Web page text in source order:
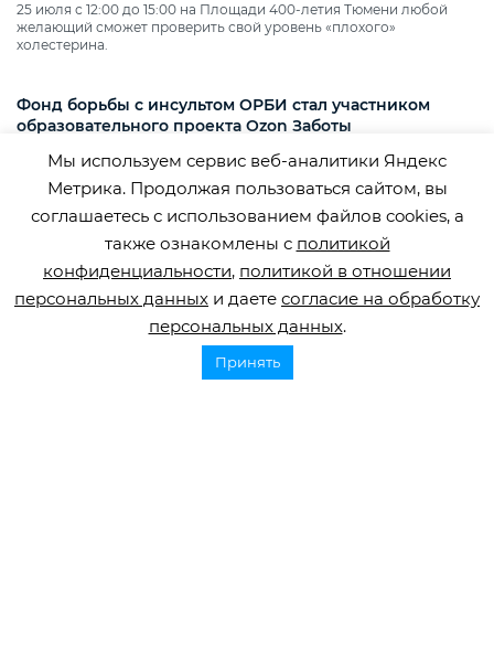
25 июля с 12:00 до 15:00 на Площади 400‑летия Тюмени любой
желающий сможет проверить свой уровень «плохого»
холестерина.
Фонд борьбы с инсультом ОРБИ стал участником
образовательного проекта Ozon Заботы
Медицинский логопед и эксперт фонда ОРБИ Юлия Рудометова
подготовила рекомендации по взаимодействию с посетителями с
нарушениями речи.
Мы используем сервис веб-аналитики Яндекс
Метрика. Продолжая пользоваться сайтом, вы
соглашаетесь с использованием файлов cookies, а
также ознакомлены с политикой
конфиденциальности, политикой в отношении
персональных данных и даете согласие на обработку
персональных данных.
Принять